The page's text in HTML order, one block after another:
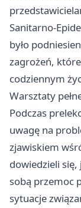
Sanitarno-
było
zagrożeń,
codziennym
Warsztaty
Podczas
uwagę na
zjawiskiem
dowiedzieli
sobą przemoc
sytuacje